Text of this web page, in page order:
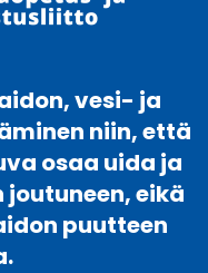
vesi- ja
niin, että
osaa uida ja
eikä
puutteen